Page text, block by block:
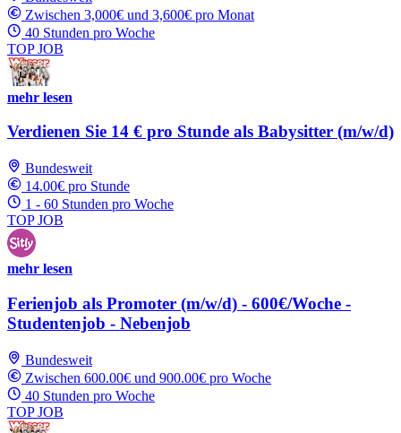
Zwischen 3,000€ und 3,600€ pro Monat
40 Stunden pro Woche
TOP JOB
mehr lesen
Verdienen Sie 14 € pro Stunde als Babysitter (m/w/d)
Bundesweit
14.00€ pro Stunde
1 - 60 Stunden pro Woche
TOP JOB
mehr lesen
Ferienjob als Promoter (m/w/d) - 600€/Woche -
Studentenjob - Nebenjob
Bundesweit
Zwischen 600.00€ und 900.00€ pro Woche
40 Stunden pro Woche
TOP JOB